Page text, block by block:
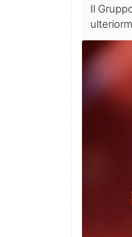
Il